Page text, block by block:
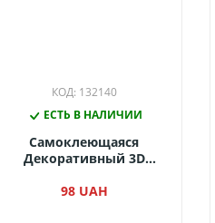
КОД: 132140
ЕСТЬ В НАЛИЧИИ
Самоклеющаяся
Декоративный 3D
Контраст Белый-
98 UAH